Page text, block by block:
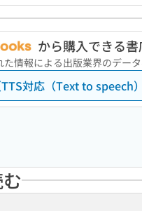
から購入できる
た情報による出版業界のデー
対応（Text to speech）